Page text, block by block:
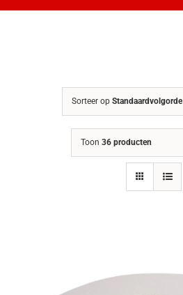
Sorteer op Standaardvolgorde
Toon 36 producten